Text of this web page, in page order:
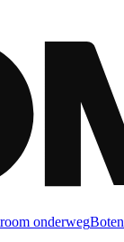
onderwegBoten